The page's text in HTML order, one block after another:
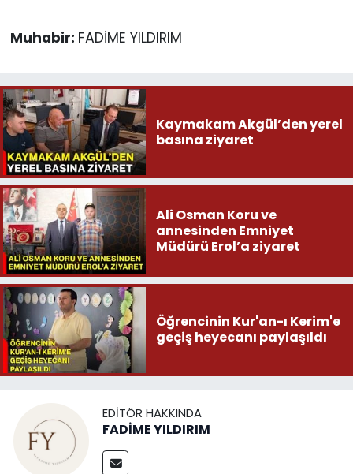
Muhabir: FADİME YILDIRIM
Kaymakam Akgül’den yerel
basına ziyaret
Ali Osman Koru ve
annesinden Emniyet
Müdürü Erol’a ziyaret
Öğrencinin Kur'an-ı Kerim'e
geçiş heyecanı paylaşıldı
EDITÖR HAKKINDA
FADİME YILDIRIM